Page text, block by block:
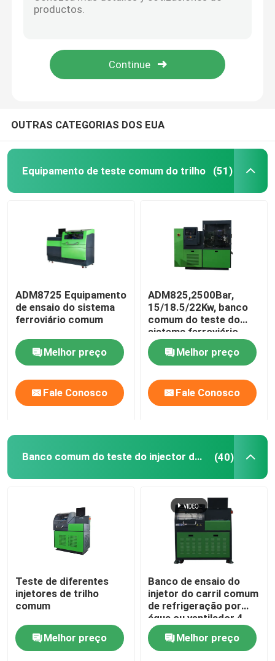
Banco comum do teste da bomba do trilho
Calços diesel do injector
Bocal comum do trilho
ferramentas comuns do trilho
Válvula comum do trilho
Jogos de reparação comuns do injector do trilho
Atuador da bomba da injecção
Bocal do injector de combustível
OUTRAS CATEGORIAS DOS EUA
Equipamento de teste comum do trilho (51)
ADM8725 Equipamento
de ensaio do sistema
ferroviário comum
Melhor preço
Fale Conosco
ADM825,2500Bar,
15/18.5/22Kw, banco
comum do teste do
sistema ferroviário
Melhor preço
Fale Conosco
Banco comum do teste do injector do trilho (40)
Teste de diferentes
injetores de trilho
comum
Melhor preço
Banco de ensaio do
injetor do carril comum
de refrigeração por
água ou ventilador 4
kW
Melhor preço